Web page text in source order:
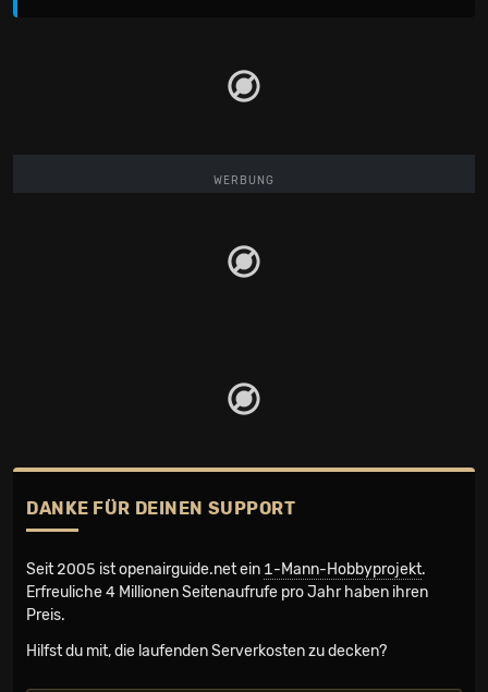
WERBUNG
DANKE FÜR DEINEN SUPPORT
Seit 2005 ist openairguide.net ein 1-Mann-Hobbyprojekt.
Erfreuliche 4 Millionen Seiten­aufrufe pro Jahr haben ihren
Preis.
Hilfst du mit, die laufenden Serverkosten zu decken?